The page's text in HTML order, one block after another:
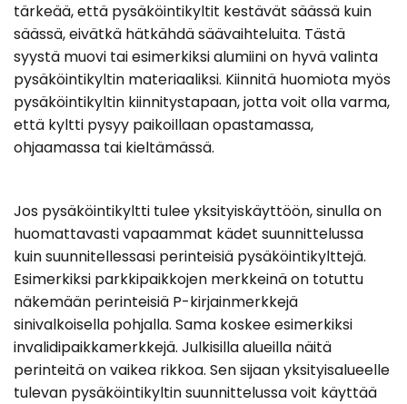
tärkeää, että pysäköintikyltit kestävät säässä kuin
säässä, eivätkä hätkähdä säävaihteluita. Tästä
syystä muovi tai esimerkiksi alumiini on hyvä valinta
pysäköintikyltin materiaaliksi. Kiinnitä huomiota myös
pysäköintikyltin kiinnitystapaan, jotta voit olla varma,
että kyltti pysyy paikoillaan opastamassa,
ohjaamassa tai kieltämässä.
Jos pysäköintikyltti tulee yksityiskäyttöön, sinulla on
huomattavasti vapaammat kädet suunnittelussa
kuin suunnitellessasi perinteisiä pysäköintikylttejä.
Esimerkiksi parkkipaikkojen merkkeinä on totuttu
näkemään perinteisiä P-kirjainmerkkejä
sinivalkoisella pohjalla. Sama koskee esimerkiksi
invalidipaikkamerkkejä. Julkisilla alueilla näitä
perinteitä on vaikea rikkoa. Sen sijaan yksityisalueelle
tulevan pysäköintikyltin suunnittelussa voit käyttää